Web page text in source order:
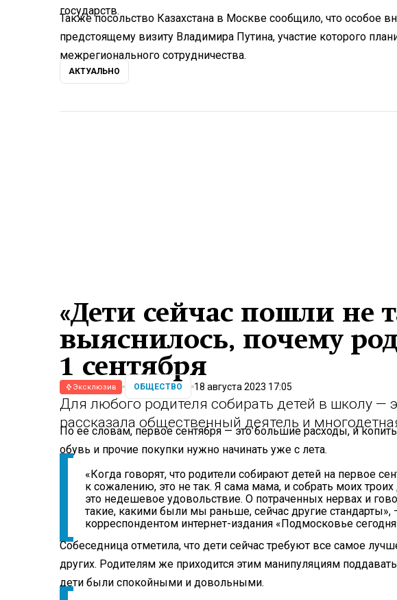
государств.
Также посольство Казахстана в Москве сообщило, что особое
предстоящему визиту Владимира Путина, участие которого
межрегионального сотрудничества.
АКТУАЛЬНО
«Дети сейчас пошли не
выяснилось, почему
1 сентября
Эксклюзив ОБЩЕСТВО 18 августа 2023 17:05
Для любого родителя собирать детей в школу —
рассказала общественный деятель и
По ее словам, первое сентября — это большие расходы, и
обувь и прочие покупки нужно начинать уже с лета.
«Когда говорят, что родители собирают детей на первое
к сожалению, это не так. Я сама мама, и собрать моих
это недешевое удовольствие. О потраченных нервах и
такие, какими были мы раньше, сейчас другие стандарты»,
корреспондентом интернет-издания «Подмосковье
Собеседница отметила, что дети сейчас требуют все самое
других. Родителям же приходится этим манипуляциям
дети были спокойными и довольными.